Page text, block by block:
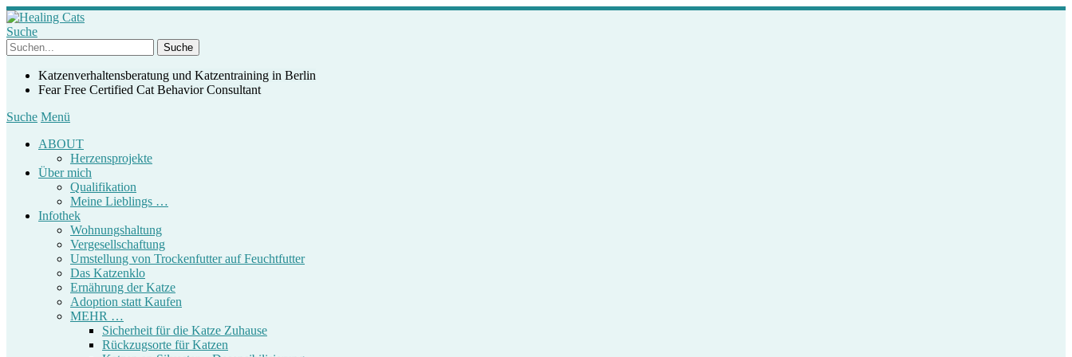
Suche
Katzenverhaltensberatung und Katzentraining in Berlin
Fear Free Certified Cat Behavior Consultant
Suche Menü
ABOUT
Herzensprojekte
Über mich
Qualifikation
Meine Lieblings …
Infothek
Wohnungshaltung
Vergesellschaftung
Umstellung von Trockenfutter auf Feuchtfutter
Das Katzenklo
Ernährung der Katze
Adoption statt Kaufen
MEHR …
Sicherheit für die Katze Zuhause
Rückzugsorte für Katzen